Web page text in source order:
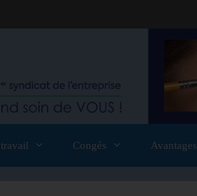
Congés Avantages